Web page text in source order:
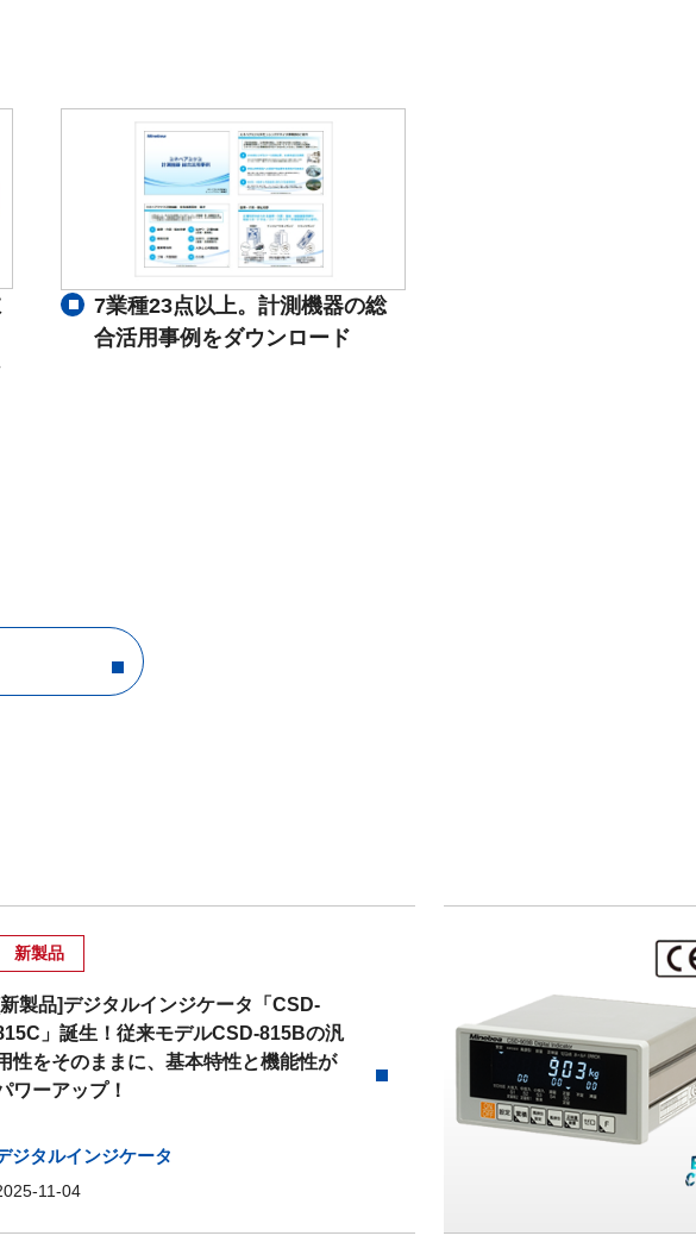
7業種23点以上。計測機器の総
合活用事例をダウンロード
新製品
製品]デジタルインジケータ「CSD-
」誕生！従来モデルCSD-815Bの汎
性をそのままに、基本特性と機能性が
ワーアップ！
ジタルインジケータ
11-04